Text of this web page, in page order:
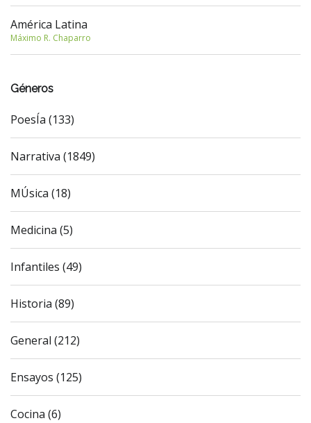
América Latina
Máximo R. Chaparro
Géneros
PoesÍa (133)
Narrativa (1849)
MÚsica (18)
Medicina (5)
Infantiles (49)
Historia (89)
General (212)
Ensayos (125)
Cocina (6)